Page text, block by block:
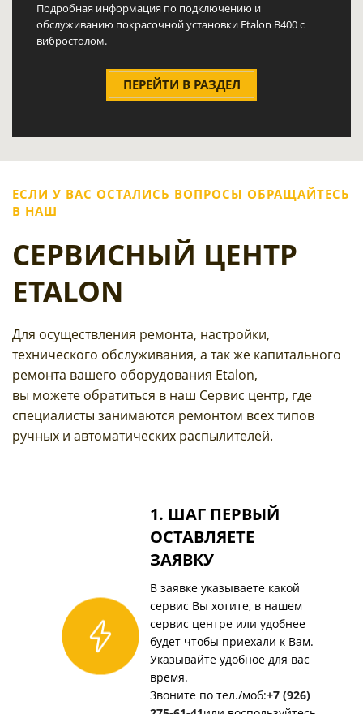
Подробная информация по подключению и
обслуживанию покрасочной установки Etalon В400 с
вибростолом.
ПЕРЕЙТИ В РАЗДЕЛ
ЕСЛИ У ВАС ОСТАЛИСЬ ВОПРОСЫ ОБРАЩАЙТЕСЬ
В НАШ
СЕРВИСНЫЙ ЦЕНТР
ETALON
Для осуществления ремонта, настройки,
технического обслуживания, а так же капитального
ремонта вашего оборудования Etalon,
вы можете обратиться в наш Сервис центр, где
специалисты занимаются ремонтом всех типов
ручных и автоматических распылителей.
1. ШАГ ПЕРВЫЙ
ОСТАВЛЯЕТЕ
ЗАЯВКУ
В заявке указываете какой
сервис Вы хотите, в нашем
сервис центре или удобнее
будет чтобы приехали к Вам.
Указывайте удобное для вас
время.
Звоните по тел./моб:+7 (926)